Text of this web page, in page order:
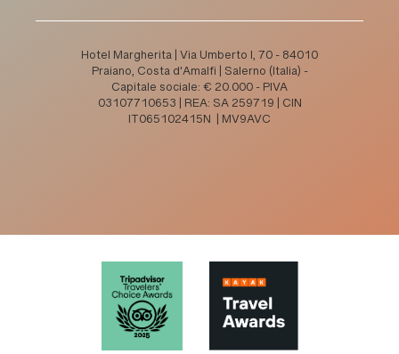
Hotel Margherita | Via Umberto I, 70 - 84010
Praiano, Costa d'Amalfi | Salerno (Italia) -
Capitale sociale: € 20.000 - PIVA
03107710653 | REA: SA 259719 | CIN
IT065102415N | MV9AVC